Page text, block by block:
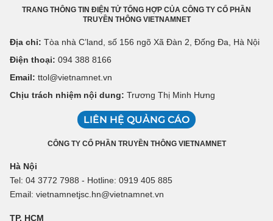
TRANG THÔNG TIN ĐIỆN TỬ TỔNG HỢP CỦA CÔNG TY CỔ PHẦN
TRUYỀN THÔNG VIETNAMNET
Địa chỉ: Tòa nhà C’land, số 156 ngõ Xã Đàn 2, Đống Đa, Hà Nội
Điện thoại: 094 388 8166
Email: ttol@vietnamnet.vn
Chịu trách nhiệm nội dung: Trương Thị Minh Hưng
LIÊN HỆ QUẢNG CÁO
CÔNG TY CỔ PHẦN TRUYỀN THÔNG VIETNAMNET
Hà Nội
Tel: 04 3772 7988 - Hotline: 0919 405 885
Email: vietnamnetjsc.hn@vietnamnet.vn
TP. HCM